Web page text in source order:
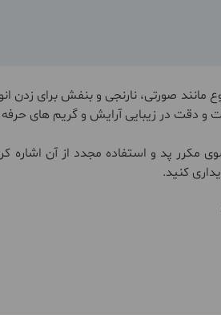
و دقت در زیبایی آرایش و گریم های حرفه
کنید.